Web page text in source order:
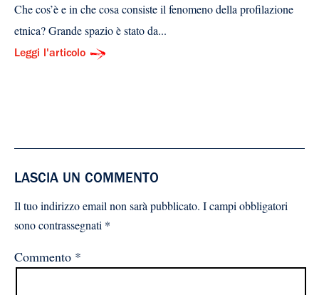
Che cos’è e in che cosa consiste il fenomeno della profilazione
etnica? Grande spazio è stato da...
Leggi l'articolo
LASCIA UN COMMENTO
Il tuo indirizzo email non sarà pubblicato. I campi obbligatori
sono contrassegnati *
Commento *